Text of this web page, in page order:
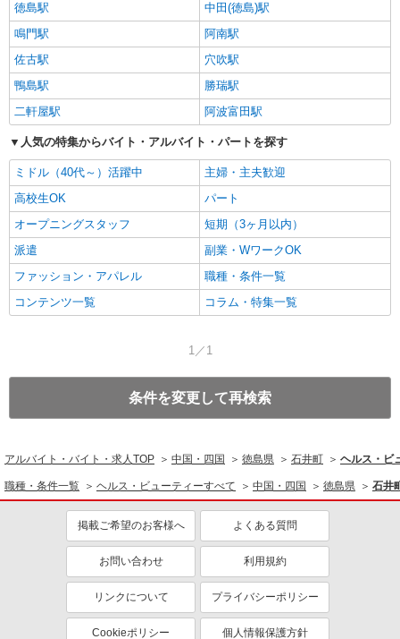
徳島駅
中田(徳島)駅
鳴門駅
阿南駅
佐古駅
穴吹駅
鴨島駅
勝瑞駅
二軒屋駅
阿波富田駅
人気の特集からバイト・アルバイト・パートを探す
ミドル（40代～）活躍中
主婦・主夫歓迎
高校生OK
パート
オープニングスタッフ
短期（3ヶ月以内）
派遣
副業・WワークOK
ファッション・アパレル
職種・条件一覧
コンテンツ一覧
コラム・特集一覧
1／1
条件を変更して再検索
アルバイト・バイト・求人TOP 中国・四国 徳島県 石井町 ヘルス・ビ
職種・条件一覧 ヘルス・ビューティーすべて 中国・四国 徳島県 石井
掲載ご希望のお客様へ よくある質問
お問い合わせ 利用規約
リンクについて プライバシーポリシー
Cookieポリシー 個人情報保護方針